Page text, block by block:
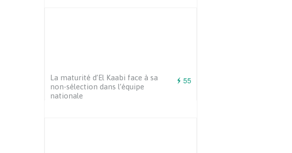
55
La maturité d’El Kaabi face à sa
non-sélection dans l’équipe
nationale